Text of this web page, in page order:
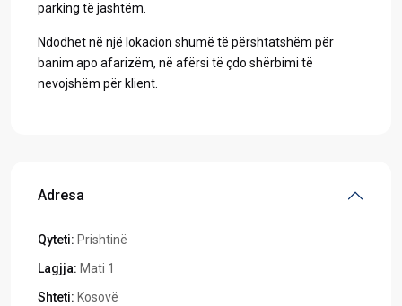
parking të jashtëm.
Ndodhet në një lokacion shumë të përshtatshëm për
banim apo afarizëm, në afërsi të çdo shërbimi të
nevojshëm për klient.
Adresa
Qyteti: Prishtinë
Lagjja: Mati 1
Shteti: Kosovë